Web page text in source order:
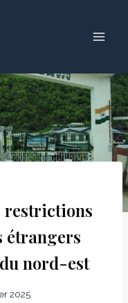
restrictions
étrangers
nord-est
2025